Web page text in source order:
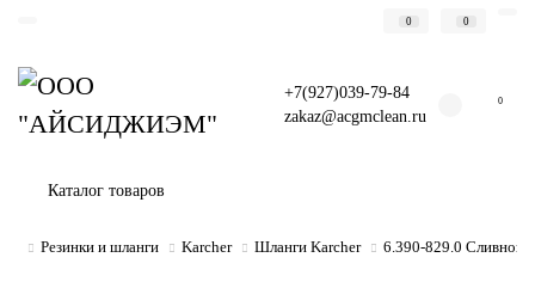
0 0
+7(927)039-79-84
zakaz@acgmclean.ru
0
Каталог товаров
Резинки и шланги Karcher Шланги Karcher 6.390-829.0 Сливной